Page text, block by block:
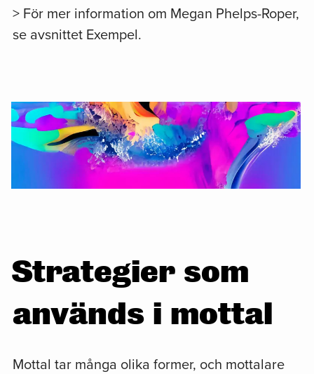
> För mer information om Megan Phelps-Roper,
se avsnittet Exempel.
Strategier som
används i mottal
Mottal tar många olika former, och mottalare